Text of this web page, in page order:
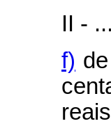
II -
f)